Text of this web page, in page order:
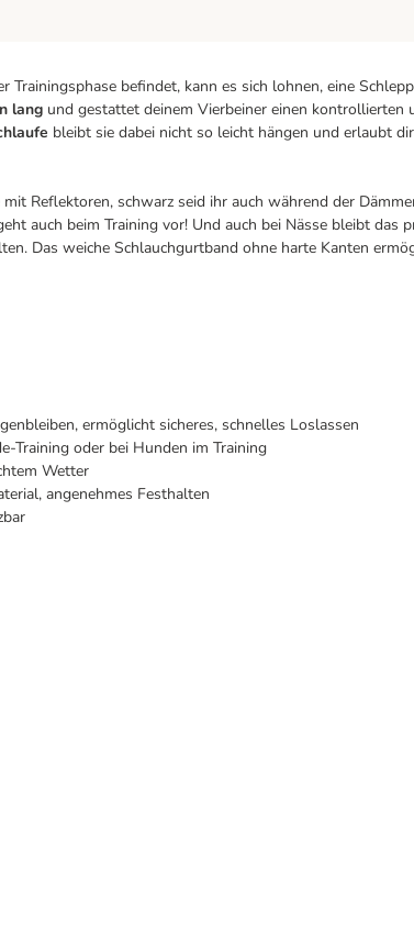
befindet, kann es sich lohnen, eine
lang und gestattet deinem Vierbeiner einen kontrollierten
bleibt sie dabei nicht so leicht hängen und erlaubt
Reflektoren, schwarz seid ihr auch während der
auch beim Training vor! Und auch bei Nässe bleibt das
Das weiche Schlauchgurtband ohne harte Kanten
ermöglicht sicheres, schnelles Loslassen
Training oder bei Hunden im Training
Wetter
angenehmes Festhalten